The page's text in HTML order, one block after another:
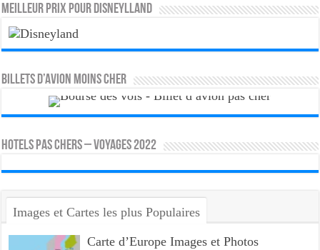
MEILLEUR PRIX POUR DISNEYLLAND
Billets d’avion moins cher
HOTELS PAS CHERS – VOYAGES 2022
Images et Cartes les plus Populaires
Carte d’Europe Images et Photos